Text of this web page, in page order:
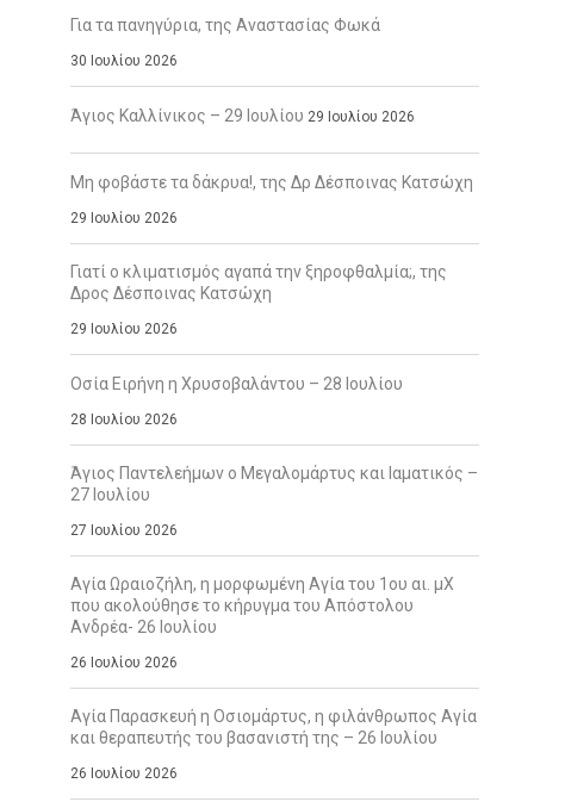
Για τα πανηγύρια, της Αναστασίας Φωκά
30 Ιουλίου 2026
Άγιος Καλλίνικος – 29 Ιουλίου 29 Ιουλίου 2026
Μη φοβάστε τα δάκρυα!, της Δρ Δέσποινας Κατσώχη
29 Ιουλίου 2026
Γιατί ο κλιματισμός αγαπά την ξηροφθαλμία;, της
Δρος Δέσποινας Κατσώχη
29 Ιουλίου 2026
Οσία Ειρήνη η Χρυσοβαλάντου – 28 Ιουλίου
28 Ιουλίου 2026
Άγιος Παντελεήμων ο Μεγαλομάρτυς και Ιαματικός –
27 Ιουλίου
27 Ιουλίου 2026
Αγία Ωραιοζήλη, η μορφωμένη Αγία του 1ου αι. μΧ
που ακολούθησε το κήρυγμα του Απόστολου
Ανδρέα- 26 Ιουλίου
26 Ιουλίου 2026
Αγία Παρασκευή η Οσιομάρτυς, η φιλάνθρωπος Αγία
και θεραπευτής του βασανιστή της – 26 Ιουλίου
26 Ιουλίου 2026